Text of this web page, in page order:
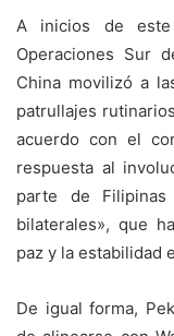
A inicios de
Operaciones Sur
China movilizó a
patrullajes
acuerdo con el
respuesta al
parte de Filipinas
bilaterales», que
paz y la estabilidad
De igual forma,